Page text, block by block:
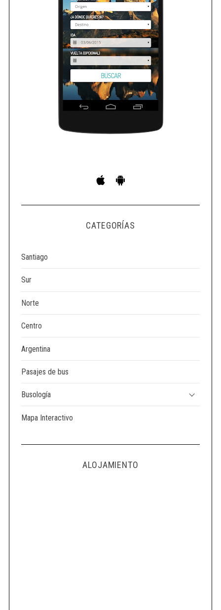
CATEGORÍAS
Santiago
Sur
Norte
Centro
Argentina
Pasajes de bus
Busología
Mapa Interactivo
ALOJAMIENTO